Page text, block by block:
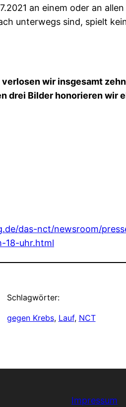
an einem oder an
unterwegs sind, spielt
wir insgesamt
drei Bilder honorieren wir
das-nct/newsroom/
18-uhr.html
Schlagwörter:
gegen Krebs, Lauf, NCT
Impressum